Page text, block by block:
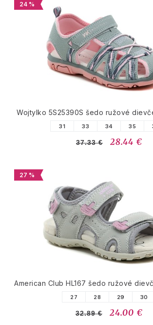
24 %
Wojtylko 5S25390S šedo ružové
31 33 34 35
37.33 € 28.44 €
27 %
American Club HL167 šedo ružové
27 28 29 30
32.89 € 24.00 €